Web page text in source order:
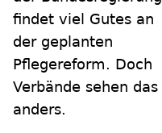
findet viel Gutes an
der geplanten
Pflegereform. Doch
Verbände sehen das
anders.